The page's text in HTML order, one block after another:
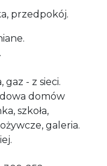
przedpokój.
gaz - z sieci.
domów
szkoła,
galeria.